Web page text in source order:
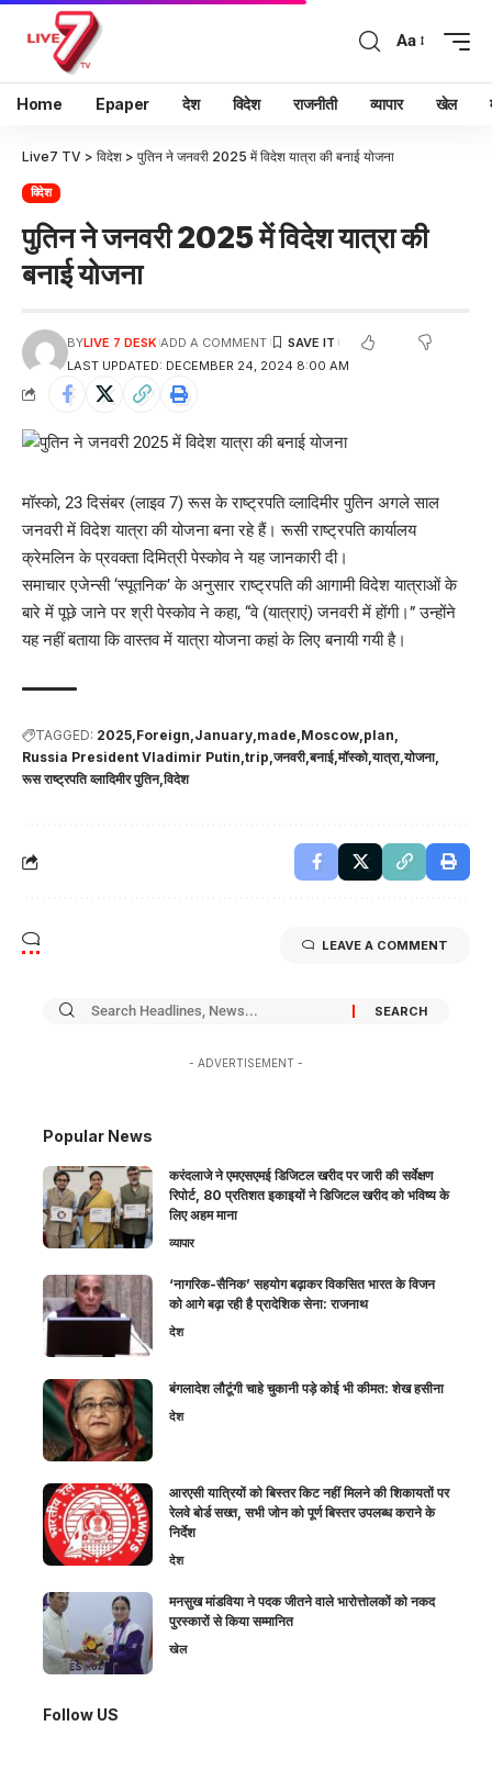
Aa
Home Epaper देश विदेश राजनीती व्यापार खेल
Live7 TV > विदेश > पुतिन ने जनवरी 2025 में विदेश यात्रा की बनाई योजना
विदेश
पुतिन ने जनवरी 2025 में विदेश यात्रा की
बनाई योजना
LAST UPDATED: DECEMBER 24, 2024 8:00 AM
BYLIVE 7 DESK ADD A COMMENT
मॉस्को, 23 दिसंबर (लाइव 7) रूस के राष्ट्रपति व्लादिमीर पुतिन अगले साल
जनवरी में विदेश यात्रा की योजना बना रहे हैं। रूसी राष्ट्रपति कार्यालय
क्रेमलिन के प्रवक्ता दिमित्री पेस्कोव ने यह जानकारी दी।
समाचार एजेन्सी ‘स्पूतनिक’ के अनुसार राष्ट्रपति की आगामी विदेश यात्राओं के
बारे में पूछे जाने पर श्री पेस्कोव ने कहा, “वे (यात्राएं) जनवरी में होंगी।” उन्होंने
यह नहीं बताया कि वास्तव में यात्रा योजना कहां के लिए बनायी गयी है।
TAGGED: 2025 Foreign January made Moscow plan
Russia President Vladimir Putin trip जनवरी बनाई मॉस्को यात्रा योजना
रूस राष्ट्रपति व्लादिमीर पुतिन विदेश
LEAVE A COMMENT
- ADVERTISEMENT -
Popular News
करंदलाजे ने एमएसएमई डिजिटल खरीद पर जारी की सर्वेक्षण
रिपोर्ट, 80 प्रतिशत इकाइयों ने डिजिटल खरीद को भविष्य के
लिए अहम माना
व्यापार
‘नागरिक-सैनिक’ सहयोग बढ़ाकर विकसित भारत के विजन
को आगे बढ़ा रही है प्रादेशिक सेना: राजनाथ
देश
बंगलादेश लौटूंगी चाहे चुकानी पड़े कोई भी कीमत: शेख हसीना
देश
आरएसी यात्रियों को बिस्तर किट नहीं मिलने की शिकायतों पर
रेलवे बोर्ड सख्त, सभी जोन को पूर्ण बिस्तर उपलब्ध कराने के
निर्देश
देश
मनसुख मांडविया ने पदक जीतने वाले भारोत्तोलकों को नकद
पुरस्कारों से किया सम्मानित
खेल
Follow US